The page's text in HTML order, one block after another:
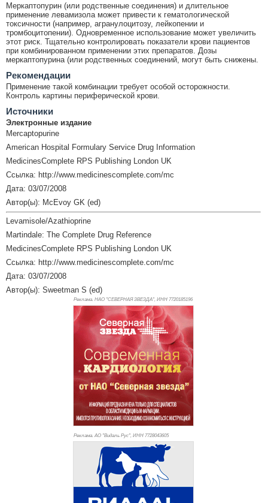
Меркаптопурин (или родственные соединения) и длительное
применение левамизола может привести к гематологической
токсичности (например, агранулоцитозу, лейкопении и
тромбоцитопении). Одновременное использование может увеличить
этот риск. Тщательно контролировать показатели крови пациентов
при комбинированном применении этих препаратов. Дозы
меркаптопурина (или родственных соединений, могут быть снижены.
Рекомендации
Применение такой комбинации требует особой осторожности.
Контроль картины периферической крови.
Источники
Электронные издание
Mercaptopurine
American Hospital Formulary Service Drug Information
MedicinesComplete RPS Publishing London UK
Ссылка: http://www.medicinescomplete.com/mc
Дата: 03/07/2008
Автор(ы): McEvoy GK (ed)
Levamisole/Azathioprine
Martindale: The Complete Drug Reference
MedicinesComplete RPS Publishing London UK
Ссылка: http://www.medicinescomplete.com/mc
Дата: 03/07/2008
Автор(ы): Sweetman S (ed)
Реклама. НАО "СЕВЕРНАЯ ЗВЕЗДА", ИНН 7720185196
Реклама. АО "Видаль Рус", ИНН 7728043605